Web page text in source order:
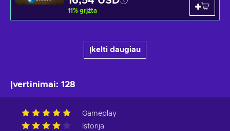
11% grįžta
Įkelti daugiau
Įvertinimai: 128
Gameplay
Istorija